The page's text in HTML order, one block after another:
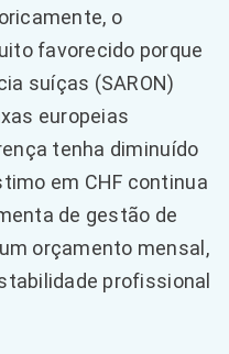
o
favorecido porque
suíças (SARON)
europeias
tenha diminuído
em CHF continua
de gestão de
orçamento mensal,
profissional